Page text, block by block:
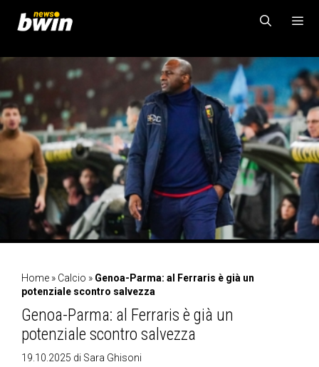
contenuto
Home » Calcio » Genoa-Parma: al Ferraris è già un
potenziale scontro salvezza
Genoa-Parma: al Ferraris è già un
potenziale scontro salvezza
19.10.2025 di Sara Ghisoni